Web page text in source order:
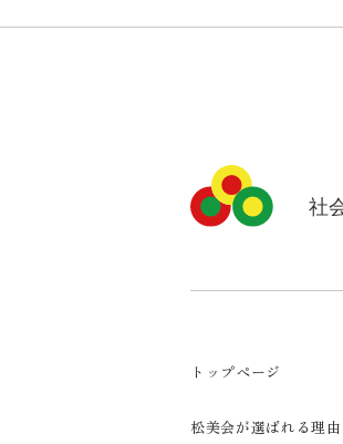
トップページ
松美会が選ばれる理由